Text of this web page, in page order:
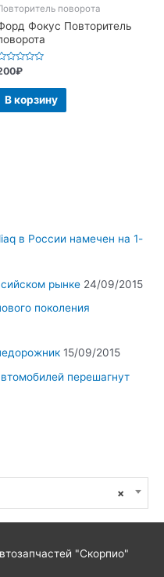
в России намечен на 1-
рынке 24/09/2015
поколения
15/09/2015
перешагнут
×
поворота
Фокус Повторитель
₽
В корзину
"Скорпио"